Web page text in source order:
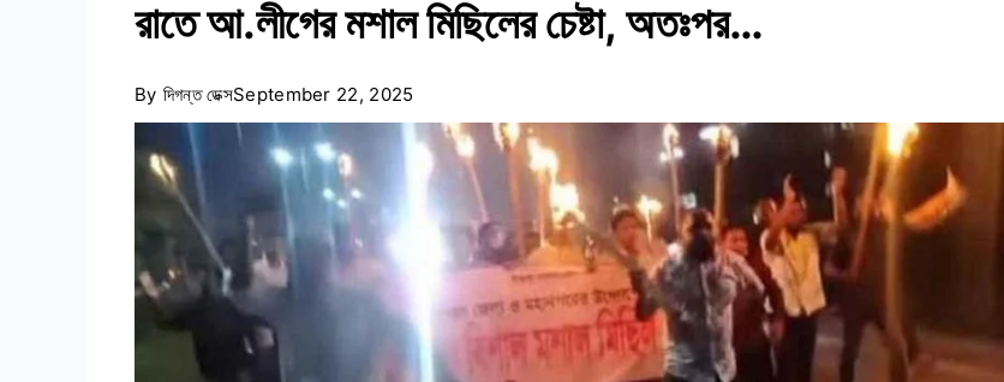
রাতে আ.লীগের মশাল মিছিলের চেষ্টা, অতঃপর…
By দিগন্ত ডেক্সSeptember 22, 2025